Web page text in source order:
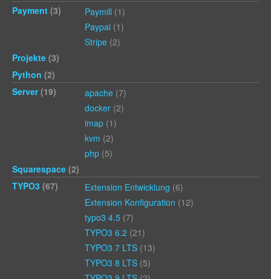
Payment (3) Paymill (1)
Paypal (1)
Stripe (2)
Projekte (3)
Python (2)
Server(19) apache (7)
docker (2)
imap (1)
kvm (2)
php (5)
Squarespace (2)
TYPO3 (67) Extension Entwicklung (6)
Extension Konfiguration (12)
typo3 4.5 (7)
TYPO3 6.2 (21)
TYPO3 7 LTS (13)
TYPO3 8 LTS (5)